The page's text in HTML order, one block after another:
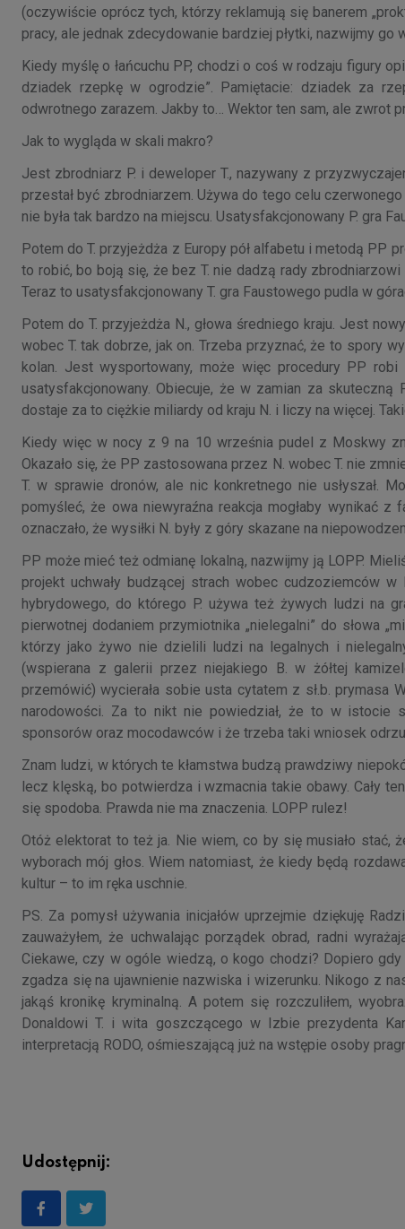
(oczywiście oprócz tych, którzy reklamują się banerem
pracy, ale jednak zdecydowanie bardziej płytki, nazwijmy
Kiedy myślę o łańcuchu PP, chodzi o coś w rodzaju figury
dziadek rzepkę w ogrodzie”. Pamiętacie: dziadek za
odwrotnego zarazem. Jakby to… Wektor ten sam, ale zwrot
Jak to wygląda w skali makro?
Jest zbrodniarz P. i deweloper T., nazywany z
przestał być zbrodniarzem. Używa do tego celu
nie była tak bardzo na miejscu. Usatysfakcjonowany P. gra
Potem do T. przyjeżdża z Europy pół alfabetu i metodą
to robić, bo boją się, że bez T. nie dadzą rady zbrodniarzowi
Teraz to usatysfakcjonowany T. gra Faustowego pudla w
Potem do T. przyjeżdża N., głowa średniego kraju. Jest
wobec T. tak dobrze, jak on. Trzeba przyznać, że to spory
kolan. Jest wysportowany, może więc procedury PP
usatysfakcjonowany. Obiecuje, że w zamian za
dostaje za to ciężkie miliardy od kraju N. i liczy na więcej.
Kiedy więc w nocy z 9 na 10 września pudel z Moskwy
Okazało się, że PP zastosowana przez N. wobec T. nie
T. w sprawie dronów, ale nic konkretnego nie usłyszał.
pomyśleć, że owa niewyraźna reakcja mogłaby wynikać
oznaczało, że wysiłki N. były z góry skazane na
PP może mieć też odmianę lokalną, nazwijmy ją LOPP.
projekt uchwały budzącej strach wobec cudzoziemców
hybrydowego, do którego P. używa też żywych ludzi na
pierwotnej dodaniem przymiotnika „nielegalni” do słowa
którzy jako żywo nie dzielili ludzi na legalnych i
(wspierana z galerii przez niejakiego B. w żółtej
przemówić) wycierała sobie usta cytatem z sł.b. prymasa
narodowości. Za to nikt nie powiedział, że to w istocie
sponsorów oraz mocodawców i że trzeba taki wniosek
Znam ludzi, w których te kłamstwa budzą prawdziwy
lecz klęską, bo potwierdza i wzmacnia takie obawy. Cały
się spodoba. Prawda nie ma znaczenia. LOPP rulez!
Otóż elektorat to też ja. Nie wiem, co by się musiało stać,
wyborach mój głos. Wiem natomiast, że kiedy będą
kultur – to im ręka uschnie.
PS. Za pomysł używania inicjałów uprzejmie dziękuję
zauważyłem, że uchwalając porządek obrad, radni
Ciekawe, czy w ogóle wiedzą, o kogo chodzi? Dopiero
zgadza się na ujawnienie nazwiska i wizerunku. Nikogo z
jakąś kronikę kryminalną. A potem się rozczuliłem,
Donaldowi T. i wita goszczącego w Izbie prezydenta
interpretacją RODO, ośmieszającą już na wstępie osoby
Udostępnij: